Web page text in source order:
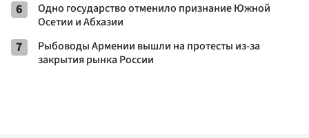
6
Одно государство отменило признание Южной
Осетии и Абхазии
7
Рыбоводы Армении вышли на протесты из-за
закрытия рынка России